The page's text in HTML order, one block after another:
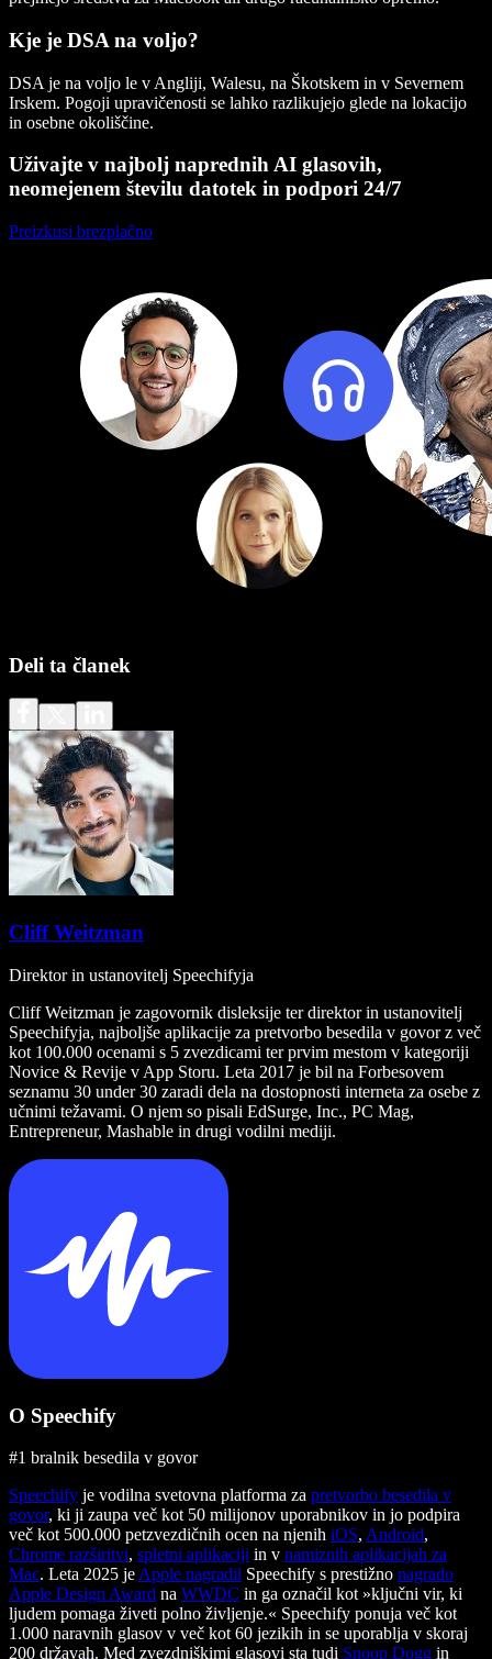
Kje je DSA na voljo?
DSA je na voljo le v Angliji, Walesu, na Škotskem in v Severnem
Irskem. Pogoji upravičenosti se lahko razlikujejo glede na lokacijo
in osebne okoliščine.
Uživajte v najbolj naprednih AI glasovih,
neomejenem številu datotek in podpori 24/7
Preizkusi brezplačno
Deli ta članek
Cliff Weitzman
Direktor in ustanovitelj Speechifyja
Cliff Weitzman je zagovornik disleksije ter direktor in ustanovitelj
Speechifyja, najboljše aplikacije za pretvorbo besedila v govor z več
kot 100.000 ocenami s 5 zvezdicami ter prvim mestom v kategoriji
Novice & Revije v App Storu. Leta 2017 je bil na Forbesovem
seznamu 30 under 30 zaradi dela na dostopnosti interneta za osebe z
učnimi težavami. O njem so pisali EdSurge, Inc., PC Mag,
Entrepreneur, Mashable in drugi vodilni mediji.
O Speechify
#1 bralnik besedila v govor
Speechify je vodilna svetovna platforma za pretvorbo besedila v
govor, ki ji zaupa več kot 50 milijonov uporabnikov in jo podpira
več kot 500.000 petzvezdičnih ocen na njenih iOS, Android,
Chrome razširitvi, spletni aplikaciji in v namiznih aplikacijah za
Mac. Leta 2025 je Apple nagradil Speechify s prestižno nagrado
Apple Design Award na WWDC in ga označil kot »ključni vir, ki
ljudem pomaga živeti polno življenje.« Speechify ponuja več kot
1.000 naravnih glasov v več kot 60 jezikih in se uporablja v skoraj
200 državah. Med zvezdniškimi glasovi sta tudi Snoop Dogg in